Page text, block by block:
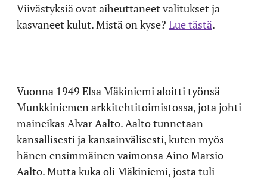
Viivästyksiä ovat aiheuttaneet valitukset ja
kasvaneet kulut. Mistä on kyse? Lue tästä.
Vuonna 1949 Elsa Mäkiniemi aloitti työnsä
Munkkiniemen arkkitehtitoimistossa, jota johti
maineikas Alvar Aalto. Aalto tunnetaan
kansallisesti ja kansainvälisesti, kuten myös
hänen ensimmäinen vaimonsa Aino Marsio-
Aalto. Mutta kuka oli Mäkiniemi, josta tuli